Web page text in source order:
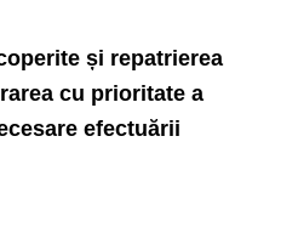
și repatrierea
cu prioritate a
efectuării